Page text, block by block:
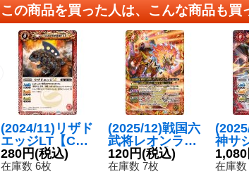
この商品を買った人は、こんな商品も買
(2024/11)リザド
エッジLT【C】
{BSC45-001}
《赤》
280円(税込)
在庫数 6枚
(2025/12)戦国六
武将レオンラン
サーX【X】{BS
74-X12}《赤》
120円(税込)
在庫数 7枚
神サ
ポロ
【XV
1,080
在庫数